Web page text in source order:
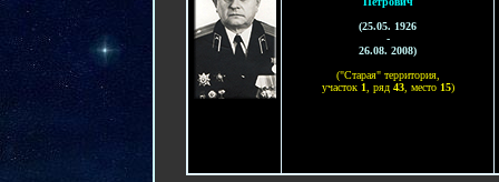
(25.05. 1926
-
26.08. 2008)
("Старая" территория,
участок 1, ряд 43, место 15)